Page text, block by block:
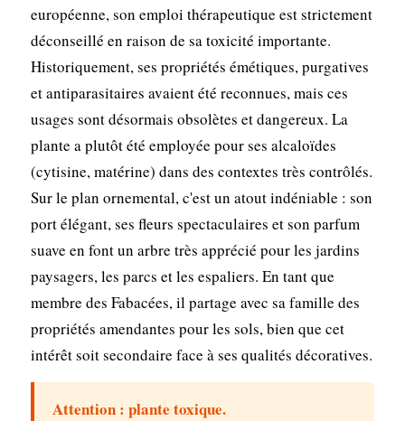
européenne, son emploi thérapeutique est strictement
déconseillé en raison de sa toxicité importante.
Historiquement, ses propriétés émétiques, purgatives
et antiparasitaires avaient été reconnues, mais ces
usages sont désormais obsolètes et dangereux. La
plante a plutôt été employée pour ses alcaloïdes
(cytisine, matérine) dans des contextes très contrôlés.
Sur le plan ornemental, c'est un atout indéniable : son
port élégant, ses fleurs spectaculaires et son parfum
suave en font un arbre très apprécié pour les jardins
paysagers, les parcs et les espaliers. En tant que
membre des Fabacées, il partage avec sa famille des
propriétés amendantes pour les sols, bien que cet
intérêt soit secondaire face à ses qualités décoratives.
Attention : plante toxique.